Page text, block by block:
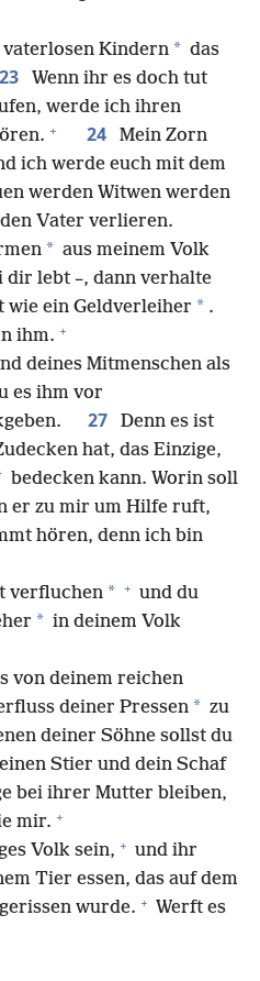
Kindern * das
23
Wenn ihr es doch tut
werde ich ihren
+ 24
Mein Zorn
ich werde euch mit dem
werden Witwen werden
Vater verlieren.
* aus meinem Volk
dir lebt –, dann verhalte
wie ein Geldverleiher * .
ihm. +
deines Mitmenschen als
es ihm vor
27
Denn es ist
hat, das Einzige,
bedecken kann. Worin soll
er zu mir um Hilfe ruft,
hören, denn ich bin
verfluchen * + und du
* in deinem Volk
von deinem reichen
deiner Pressen * zu
deiner Söhne sollst du
Stier und dein Schaf
bei ihrer Mutter bleiben,
mir. +
Volk sein, + und ihr
Tier essen, das auf dem
wurde. + Werft es